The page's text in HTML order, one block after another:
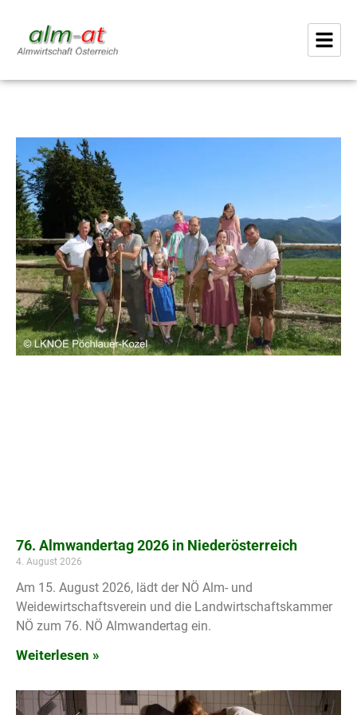
76. Almwandertag 2026 in Niederösterreich
4. August 2026
Am 15. August 2026, lädt der NÖ Alm- und
Weidewirtschaftsverein und die Landwirtschaftskammer
NÖ zum 76. NÖ Almwandertag ein.
Weiterlesen »